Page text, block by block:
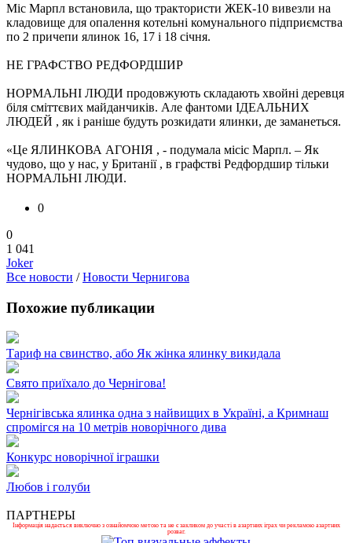
Міс Марпл встановила, що трактористи ЖЕК-10 вивезли на
кладовище для опалення котельні комунального підприємства
по 2 причепи ялинок 16, 17 і 18 січня.
НЕ ГРАФСТВО РЕДФОРДШИР
НОРМАЛЬНІ ЛЮДИ продовжують складають хвойні деревця
біля сміттєвих майданчиків. Але фантоми ІДЕАЛЬНИХ
ЛЮДЕЙ , як і раніше будуть розкидати ялинки, де заманеться.
«Це ЯЛИНКОВА АГОНІЯ , - подумала місіс Марпл. – Як
чудово, що у нас, у Британії , в графстві Редфордшир тільки
НОРМАЛЬНІ ЛЮДИ.
0
0
1 041
Joker
Все новости /Новости Чернигова
Похожие публикации
Тариф на свинство, або Як жінка ялинку викидала
Свято приїхало до Чернігова!
Чернігівська ялинка одна з найвищих в Україні, а Кримнаш
спромігся на 10 метрів новорічного дива
Конкурс новорічної іграшки
Любов і голуби
ПАРТНЕРЫ
Інформація надається виключно з ознайомчою метою та не є закликом до участі в азартних іграх чи рекламою азартних
розваг.